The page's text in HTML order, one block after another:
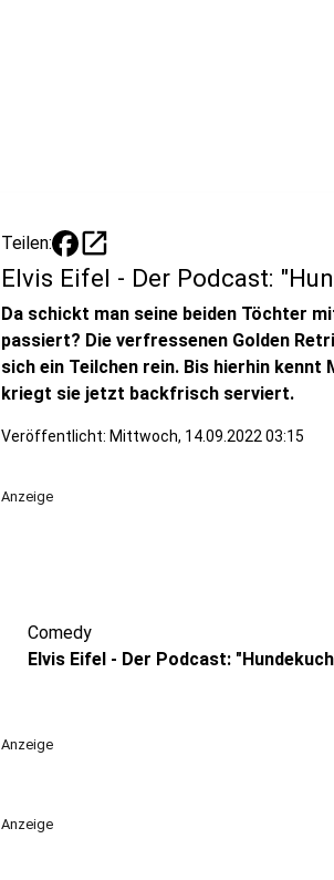
Teilen: open_in_new
Elvis Eifel - Der Podcast:
Da schickt man seine beiden Töchter
passiert? Die verfressenen Golden
sich ein Teilchen rein. Bis hierhin
kriegt sie jetzt backfrisch serviert.
Veröffentlicht: Mittwoch, 14.09.2022 03:15
Anzeige
Comedy
Elvis Eifel - Der Podcast:
Anzeige
Anzeige